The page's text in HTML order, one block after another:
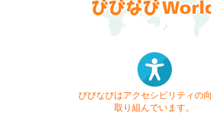
びびなびはアクセシビリティの
取り組んでいます。